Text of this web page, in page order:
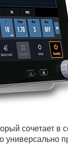
сочетает в
универсально